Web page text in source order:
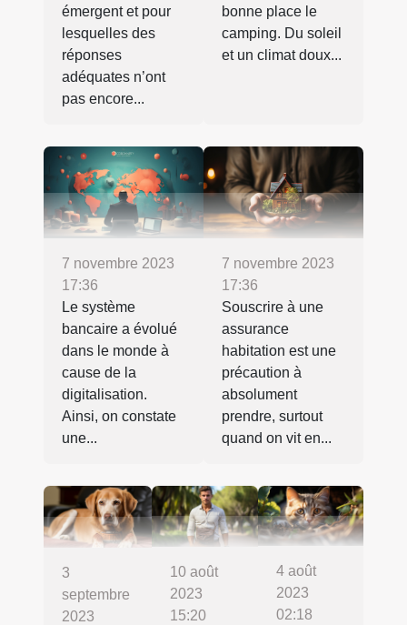
émergent et pour
lesquelles des
réponses
adéquates n’ont
pas encore...
bonne place le
camping. Du soleil
et un climat doux...
7 novembre 2023
17:36
Le système
bancaire a évolué
dans le monde à
cause de la
digitalisation.
Ainsi, on constate
une...
7 novembre 2023
17:36
Souscrire à une
assurance
habitation est une
précaution à
absolument
prendre, surtout
quand on vit en...
3
septembre
2023
10 août
2023
15:20
4 août
2023
02:18